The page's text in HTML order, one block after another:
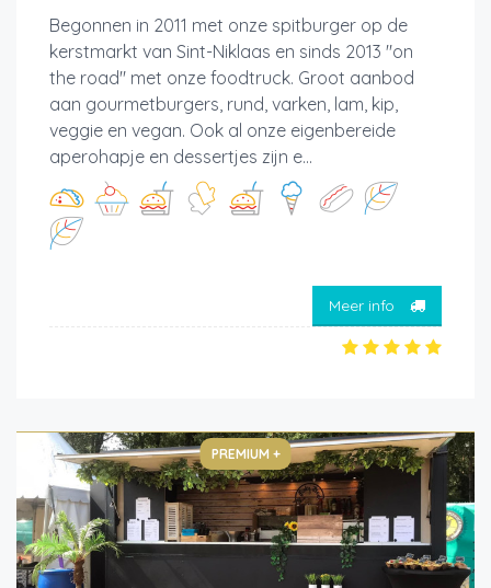
Begonnen in 2011 met onze spitburger op de
kerstmarkt van Sint-Niklaas en sinds 2013 "on
the road" met onze foodtruck. Groot aanbod
aan gourmetburgers, rund, varken, lam, kip,
veggie en vegan. Ook al onze eigenbereide
aperohapje en dessertjes zijn e...
Meer info
PREMIUM +